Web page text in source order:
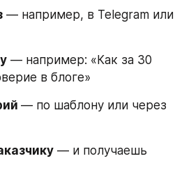
— например, в Telegram или
— например: «Как за 30
в блоге»
— по шаблону или через
— и получаешь